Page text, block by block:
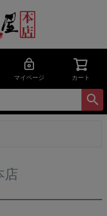
マイページ カート
店